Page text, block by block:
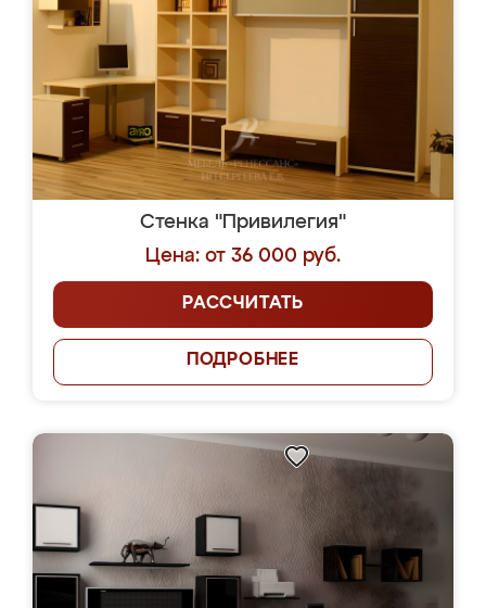
Стенка "Привилегия"
Цена: от 36 000 руб.
РАССЧИТАТЬ
ПОДРОБНЕЕ